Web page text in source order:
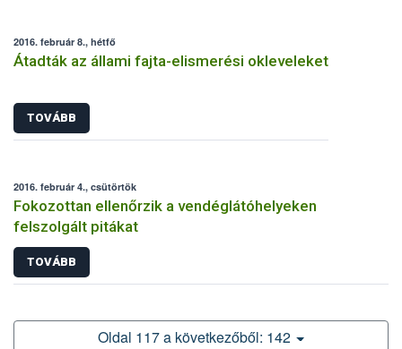
2016. február 8., hétfő
Átadták az állami fajta-elismerési okleveleket
TOVÁBB
2016. február 4., csütörtök
Fokozottan ellenőrzik a vendéglátóhelyeken
felszolgált pitákat
TOVÁBB
Oldal 117 a következőből: 142